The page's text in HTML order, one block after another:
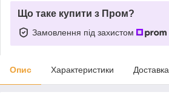
Що таке купити з Пром?
Замовлення під захистом
Опис Характеристики Доставка